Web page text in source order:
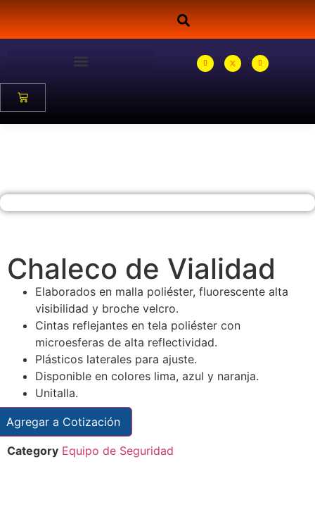
Chaleco de Vialidad
Elaborados en malla poliéster, fluorescente alta
visibilidad y broche velcro.
Cintas reflejantes en tela poliéster con
microesferas de alta reflectividad.
Plásticos laterales para ajuste.
Disponible en colores lima, azul y naranja.
Unitalla.
Agregar a Cotización
Category Equipo de Seguridad